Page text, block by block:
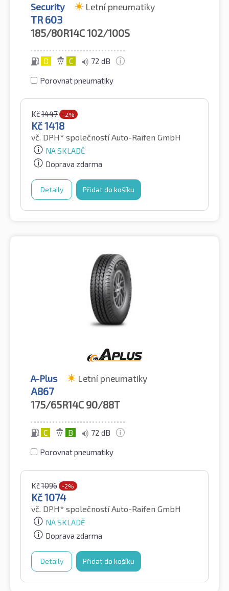
Security Letní pneumatiky
TR 603
185/80R14C102/100S
D C 72 dB
Porovnat pneumatiky
Kč1447 -2%
Kč1418
vč. DPH* společností Auto-Raifen GmbH
NA SKLADĚ
Doprava zdarma
Detaily Přidat do košíku
A-Plus Letní pneumatiky
A867
175/65R14C 90/88T
C B 72 dB
Porovnat pneumatiky
Kč1096 -2%
Kč1074
vč. DPH* společností Auto-Raifen GmbH
NA SKLADĚ
Doprava zdarma
Detaily Přidat do košíku